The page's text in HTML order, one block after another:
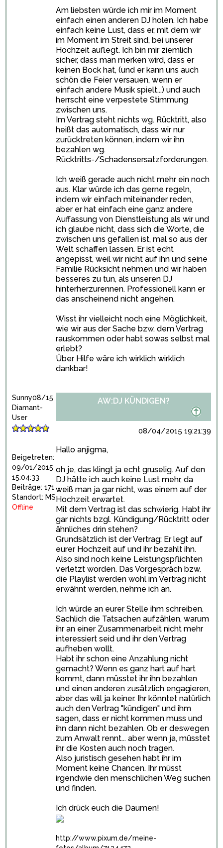
Am liebsten würde ich mir im Moment
einfach einen anderen DJ holen. Ich habe
einfach keine Lust, dass er, mit dem wir
im Moment im Streit sind, bei unserer
Hochzeit auflegt. Ich bin mir ziemlich
sicher, dass man merken wird, dass er
keinen Bock hat, (und er kann uns auch
schön die Feier versauen, wenn er
einfach andere Musik spielt...) und auch
herrscht eine verpestete Stimmung
zwischen uns.
Im Vertrag steht nichts wg. Rücktritt, also
heißt das automatisch, dass wir nur
zurücktreten können, indem wir ihn
bezahlen wg.
Rücktritts-/Schadensersatzforderungen.
Ich weiß gerade auch nicht mehr ein noch
aus. Klar würde ich das gerne regeln,
indem wir einfach miteinander reden,
aber er hat einfach eine ganz andere
Auffassung von Dienstleistung als wir und
ich glaube nicht, dass sich die Worte, die
zwischen uns gefallen ist, mal so aus der
Welt schaffen lassen. Er ist echt
angepisst, weil wir nicht auf ihn und seine
Familie Rücksicht nehmen und wir haben
besseres zu tun, als unseren DJ
hinterherzurennen. Professionell kann er
das anscheinend nicht angehen.
Wisst ihr vielleicht noch eine Möglichkeit,
wie wir aus der Sache bzw. dem Vertrag
rauskommen oder habt sowas selbst mal
erlebt?
Über Hilfe wäre ich wirklich wirklich
dankbar!
Sunny08/15
Diamant-
User
Beigetreten:
09/01/2015
15:04:33
Beiträge: 171
Standort: MS
Offline
AW:DJ KÜNDIGEN?
08/04/2015 19:21:39
Hallo anjigma,
oh je, das klingt ja echt gruselig. Auf den
DJ hätte ich auch keine Lust mehr, da
weiß man ja gar nicht, was einem auf der
Hochzeit erwartet.
Mit dem Vertrag ist das schwierig. Habt ihr
gar nichts bzgl. Kündigung/Rücktritt oder
ähnliches drin stehen?
Grundsätzlich ist der Vertrag: Er legt auf
eurer Hochzeit auf und ihr bezahlt ihn.
Also sind noch keine Leistungspflichten
verletzt worden. Das Vorgespräch bzw.
die Playlist werden wohl im Vertrag nicht
erwähnt werden, nehme ich an.
Ich würde an eurer Stelle ihm schreiben.
Sachlich die Tatsachen aufzählen, warum
ihr an einer Zusammenarbeit nicht mehr
interessiert seid und ihr den Vertrag
aufheben wollt.
Habt ihr schon eine Anzahlung nicht
gemacht? Wenn es ganz hart auf hart
kommt, dann müsstet ihr ihn bezahlen
und einen anderen zusätzlich engagieren,
aber das will ja keiner. Ihr könntet natürlich
auch den Vertrag "kündigen" und ihm
sagen, dass er nicht kommen muss und
ihn dann nicht bezahlen. Ob er deswegen
zum Anwalt rennt... aber wenn ja, müsstet
ihr die Kosten auch noch tragen.
Also juristisch gesehen habt ihr im
Moment keine Chancen. Ihr müsst
irgendwie den menschlichen Weg suchen
und finden.
Ich drück euch die Daumen!
http://www.pixum.de/meine-